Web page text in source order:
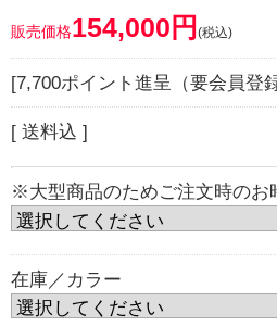
販売価格154,000円 (税込)
[7,700ポイント進呈（要会員登
[ 送料込 ]
※大型商品のためご注文時のお
在庫／カラー